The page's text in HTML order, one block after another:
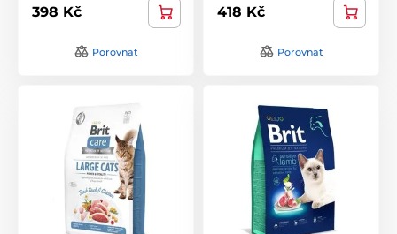
398 Kč
Porovnat
418 Kč
Porovnat